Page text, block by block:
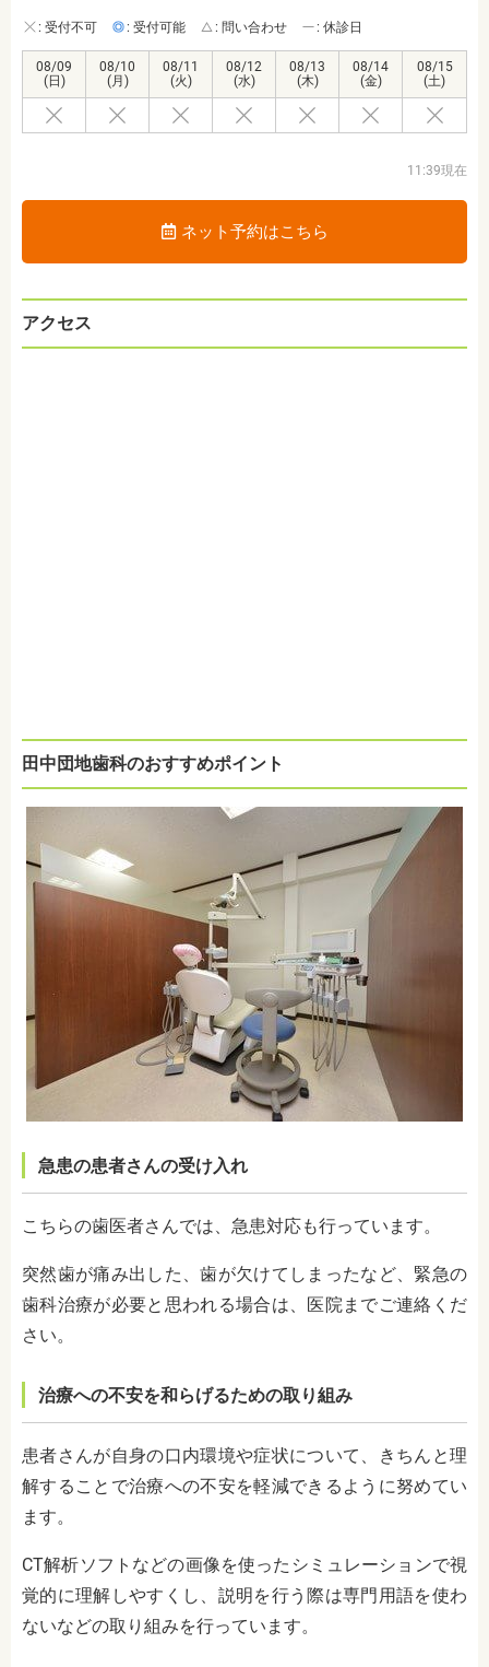
: 受付不可 : 受付可能 : 問い合わせ : 休診日
08/09
(日)
08/10
(月)
08/11
(火)
08/12
(水)
08/13
(木)
08/14
(金)
08/15
(土)
11:39現在
ネット予約はこちら
アクセス
田中団地歯科のおすすめポイント
急患の患者さんの受け入れ
こちらの歯医者さんでは、急患対応も行っています。
突然歯が痛み出した、歯が欠けてしまったなど、緊急の
歯科治療が必要と思われる場合は、医院までご連絡くだ
さい。
治療への不安を和らげるための取り組み
患者さんが自身の口内環境や症状について、きちんと理
解することで治療への不安を軽減できるように努めてい
ます。
CT解析ソフトなどの画像を使ったシミュレーションで視
覚的に理解しやすくし、説明を行う際は専門用語を使わ
ないなどの取り組みを行っています。